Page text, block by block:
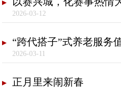
2026-03-12
“跨代搭子”式养老服务
2026-03-11
正月里来闹新春